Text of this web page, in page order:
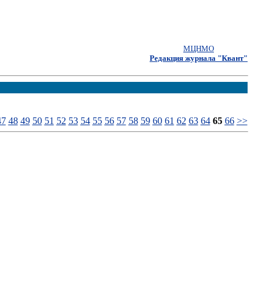
МЦНМО
Редакция журнала "Квант"
48 49 50 51 52 53 54 55 56 57 58 59 60 61 62 63 64 65 66 >>